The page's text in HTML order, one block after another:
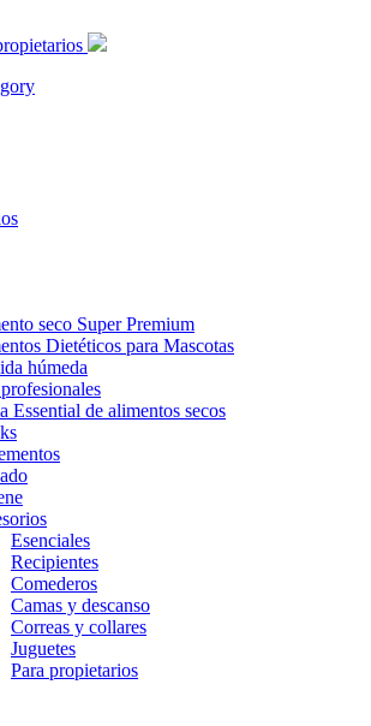
seco Super Premium
Dietéticos para Mascotas
húmeda
Essential de alimentos secos
Esenciales
Recipientes
Comederos
Camas y descanso
Correas y collares
Juguetes
Para propietarios